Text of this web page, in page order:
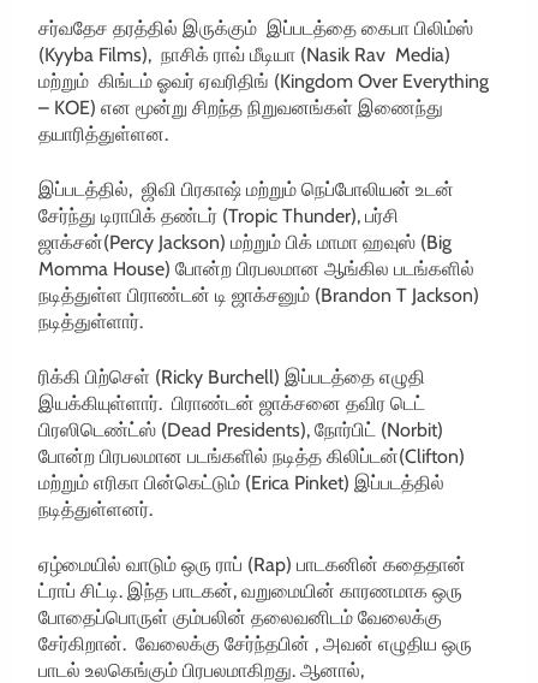
சர்வதேச தரத்தில் இருக்கும் இப்படத்தை கைபா பிலிம்ஸ்
(Kyyba Films), நாசிக் ராவ் மீடியா (Nasik Rav Media)
மற்றும் கிங்டம் ஓவர் ஏவரிதிங் (Kingdom Over Everything
– KOE) என மூன்று சிறந்த நிறுவனங்கள் இணைந்து
தயாரித்துள்ளன.
இப்படத்தில், ஜிவி பிரகாஷ் மற்றும் நெப்போலியன் உடன்
சேர்ந்து டிராபிக் தண்டர் (Tropic Thunder), பர்சி
ஜாக்சன்(Percy Jackson) மற்றும் பிக் மாமா ஹவுஸ் (Big
Momma House) போன்ற பிரபலமான ஆங்கில படங்களில்
நடித்துள்ள பிராண்டன் டி ஜாக்சனும் (Brandon T Jackson)
நடித்துள்ளார்.
ரிக்கி பிற்செள் (Ricky Burchell) இப்படத்தை எழுதி
இயக்கியுள்ளார். பிராண்டன் ஜாக்சனை தவிர டெட்
பிரஸிடெண்ட்ஸ் (Dead Presidents), நோர்பிட் (Norbit)
போன்ற பிரபலமான படங்களில் நடித்த கிலிப்டன்(Clifton)
மற்றும் எரிகா பின்கெட்டும் (Erica Pinket) இப்படத்தில்
நடித்துள்ளனர்.
ஏழ்மையில் வாடும் ஒரு ராப் (Rap) பாடகனின் கதைதான்
ட்ராப் சிட்டி. இந்த பாடகன், வறுமையின் காரணமாக ஒரு
போதைப்பொருள் கும்பலின் தலைவனிடம் வேலைக்கு
சேர்கிறான். வேலைக்கு சேர்ந்தபின் , அவன் எழுதிய ஒரு
பாடல் உலகெங்கும் பிரபலமாகிறது. ஆனால்,